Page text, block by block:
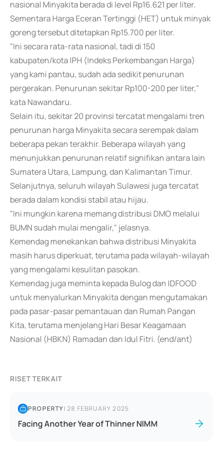
nasional Minyakita berada di level Rp16.621 per liter.
Sementara Harga Eceran Tertinggi (HET) untuk minyak
goreng tersebut ditetapkan Rp15.700 per liter.
"Ini secara rata-rata nasional, tadi di 150
kabupaten/kota IPH (Indeks Perkembangan Harga)
yang kami pantau, sudah ada sedikit penurunan
pergerakan. Penurunan sekitar Rp100-200 per liter,"
kata Nawandaru.
Selain itu, sekitar 20 provinsi tercatat mengalami tren
penurunan harga Minyakita secara serempak dalam
beberapa pekan terakhir. Beberapa wilayah yang
menunjukkan penurunan relatif signifikan antara lain
Sumatera Utara, Lampung, dan Kalimantan Timur.
Selanjutnya, seluruh wilayah Sulawesi juga tercatat
berada dalam kondisi stabil atau hijau.
"Ini mungkin karena memang distribusi DMO melalui
BUMN sudah mulai mengalir," jelasnya.
Kemendag menekankan bahwa distribusi Minyakita
masih harus diperkuat, terutama pada wilayah-wilayah
yang mengalami kesulitan pasokan.
Kemendag juga meminta kepada Bulog dan IDFOOD
untuk menyalurkan Minyakita dengan mengutamakan
pada pasar-pasar pemantauan dan Rumah Pangan
Kita, terutama menjelang Hari Besar Keagamaan
Nasional (HBKN) Ramadan dan Idul Fitri. (end/ant)
RISET TERKAIT
PROPERTY|28 FEBRUARY 2025
Facing Another Year of Thinner NIMM